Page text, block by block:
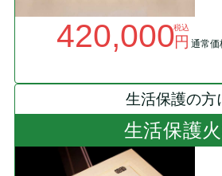
420,000税込
円 通常価
生活保護の方
生活保護